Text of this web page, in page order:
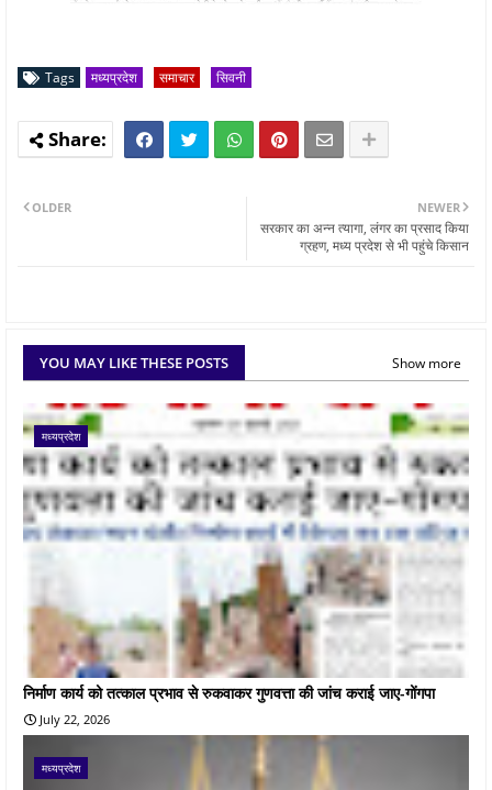
Tags मध्यप्रदेश समाचार सिवनी
NEWER
सरकार का अन्न त्यागा, लंगर का प्रसाद किया
ग्रहण, मध्य प्रदेश से भी पहुंचे किसान
OLDER
YOU MAY LIKE THESE POSTS Show more
मध्यप्रदेश
निर्माण कार्य को तत्काल प्रभाव से रुकवाकर गुणवत्ता की जांच कराई जाए-गोंगपा
July 22, 2026
मध्यप्रदेश